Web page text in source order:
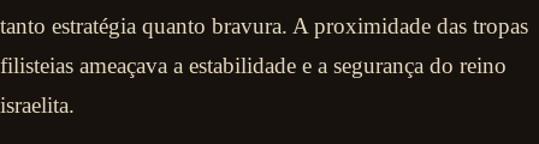
tanto estratégia quanto bravura. A proximidade das tropas
filisteias ameaçava a estabilidade e a segurança do reino
israelita.